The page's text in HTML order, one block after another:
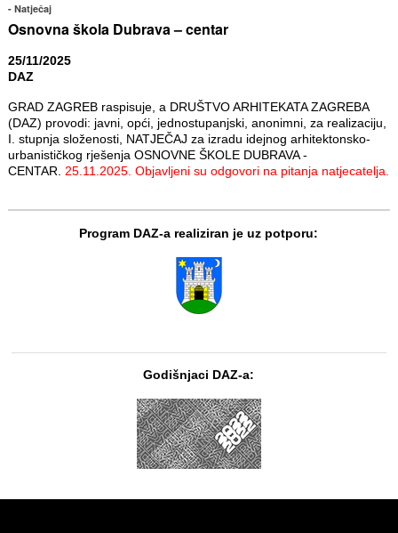
Natječaj
Osnovna škola Dubrava – centar
25/11/2025
DAZ
GRAD ZAGREB raspisuje, a DRUŠTVO ARHITEKATA ZAGREBA
(DAZ) provodi: javni, opći, jednostupanjski, anonimni, za realizaciju,
I. stupnja složenosti, NATJEČAJ za izradu idejnog arhitektonsko-
urbanističkog rješenja OSNOVNE ŠKOLE DUBRAVA -
CENTAR. 25.11.2025. Objavljeni su odgovori na pitanja natjecatelja.
Program DAZ-a realiziran je uz potporu:
Godišnjaci DAZ-a: